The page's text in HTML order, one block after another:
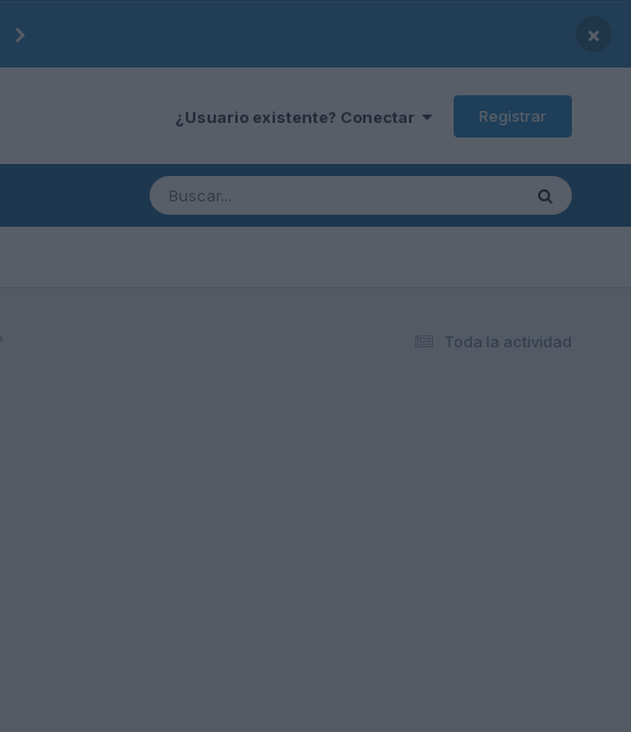
×
¿Usuario existente? Conectar Registrar
Toda la actividad